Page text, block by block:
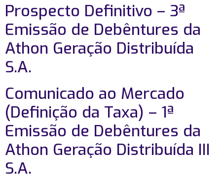
Prospecto Definitivo – 3ª
Emissão de Debêntures da
Athon Geração Distribuída
S.A.
Comunicado ao Mercado
(Definição da Taxa) – 1ª
Emissão de Debêntures da
Athon Geração Distribuída III
S.A.